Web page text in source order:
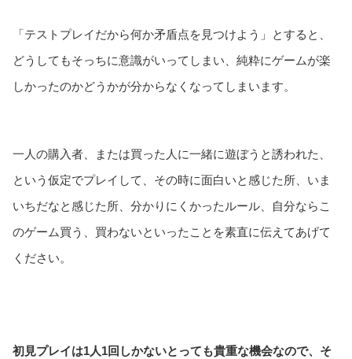
「テストプレイだから何か矛盾点を見つけよう」とすると、
どうしてもそっちに意識がいってしまい、純粋にゲームが楽
しかったのかどうかが分からなくなってしまいます。
一人の購入者、または買った人に一緒に遊ぼうと誘われた、
という仮定でプレイして、その時に面白いと感じた所、いま
いちだなと感じた所、分かりにくかったルール、自分ならこ
のゲーム買う、買わないといったことを素直に伝えてあげて
ください。
初見プレイは1人1回しかないとっても貴重な機会なので、そ